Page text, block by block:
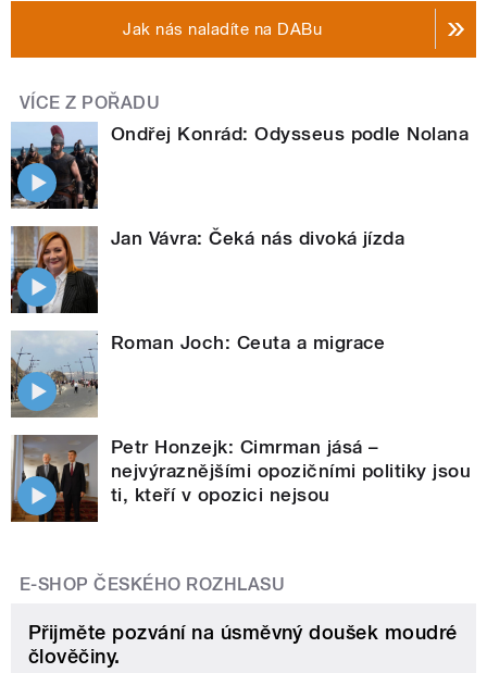
Jak nás naladíte na DABu
VÍCE Z POŘADU
Ondřej Konrád: Odysseus podle Nolana
Jan Vávra: Čeká nás divoká jízda
Roman Joch: Ceuta a migrace
Petr Honzejk: Cimrman jásá –
nejvýraznějšími opozičními politiky jsou
ti, kteří v opozici nejsou
E-SHOP ČESKÉHO ROZHLASU
Přijměte pozvání na úsměvný doušek moudré
člověčiny.